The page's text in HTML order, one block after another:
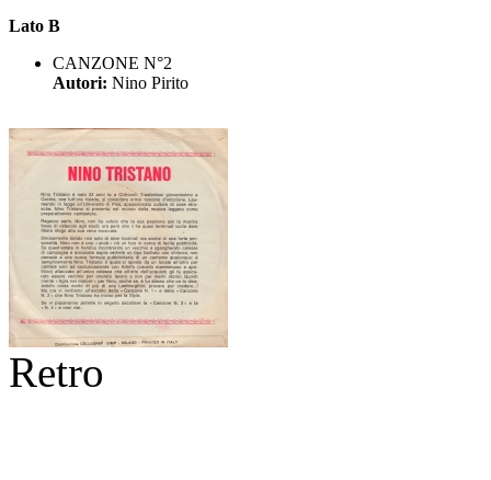
Lato B
CANZONE N°2
Autori: Nino Pirito
Retro